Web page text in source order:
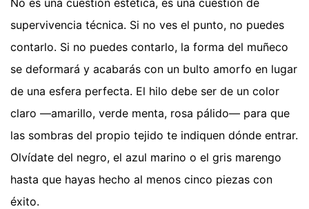
supervivencia técnica. Si no ves el punto, no puedes
contarlo. Si no puedes contarlo, la forma del muñeco
se deformará y acabarás con un bulto amorfo en lugar
de una esfera perfecta. El hilo debe ser de un color
claro —amarillo, verde menta, rosa pálido— para que
las sombras del propio tejido te indiquen dónde entrar.
Olvídate del negro, el azul marino o el gris marengo
hasta que hayas hecho al menos cinco piezas con
éxito.